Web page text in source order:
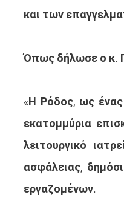
και των
Όπως δήλωσε ο κ.
«Η Ρόδος, ως
εκατομμύρια
λειτουργικό
ασφάλειας,
εργαζομένων.